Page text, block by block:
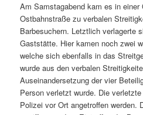
Am Samstagabend kam es in
Ostbahnstraße zu verbalen
Barbesuchern. Letztlich verlagerte
Gaststätte. Hier kamen noch zwei
welche sich ebenfalls in das
wurde aus den verbalen
Auseinandersetzung der vier
Person verletzt wurde. Die
Polizei vor Ort angetroffen werden.